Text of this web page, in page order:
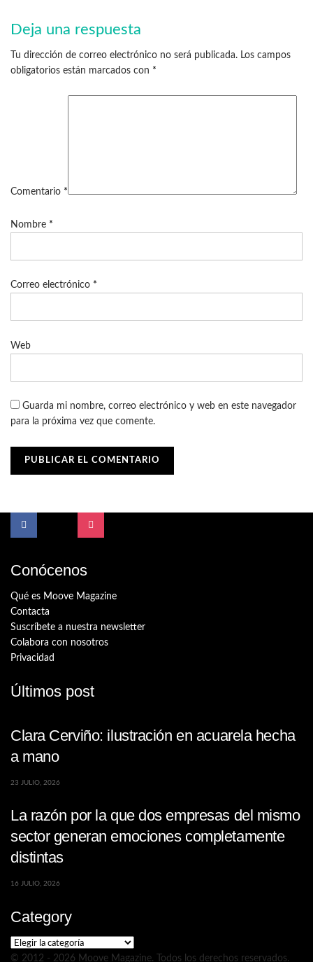
Deja una respuesta
Tu dirección de correo electrónico no será publicada. Los campos
obligatorios están marcados con *
Comentario *
Nombre *
Correo electrónico *
Web
Guarda mi nombre, correo electrónico y web en este navegador
para la próxima vez que comente.
Conócenos
Qué es Moove Magazine
Contacta
Suscríbete a nuestra newsletter
Colabora con nosotros
Privacidad
Últimos post
Clara Cerviño: ilustración en acuarela hecha
a mano
23 JULIO, 2026
La razón por la que dos empresas del mismo
sector generan emociones completamente
distintas
16 JULIO, 2026
Category
Category
© 2012 - 2026 Moove Magazine. Todos los derechos reservados.